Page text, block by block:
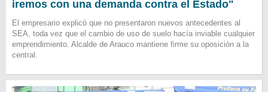
iremos con una demanda contra el Estado"
El empresario explicó que no presentaron nuevos antecedentes al
SEA, toda vez que el cambio de uso de suelo hacía inviable cualquier
emprendimiento. Alcalde de Arauco mantiene firme su oposición a la
central.